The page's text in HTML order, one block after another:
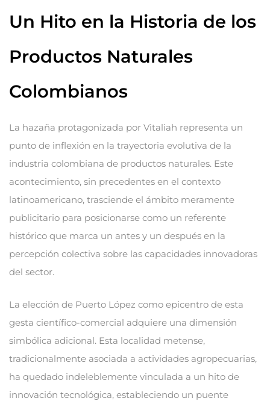
Un Hito en la Historia de los
Productos Naturales
Colombianos
La hazaña protagonizada por Vitaliah representa un
punto de inflexión en la trayectoria evolutiva de la
industria colombiana de productos naturales. Este
acontecimiento, sin precedentes en el contexto
latinoamericano, trasciende el ámbito meramente
publicitario para posicionarse como un referente
histórico que marca un antes y un después en la
percepción colectiva sobre las capacidades innovadoras
del sector.
La elección de Puerto López como epicentro de esta
gesta científico-comercial adquiere una dimensión
simbólica adicional. Esta localidad metense,
tradicionalmente asociada a actividades agropecuarias,
ha quedado indeleblemente vinculada a un hito de
innovación tecnológica, estableciendo un puente